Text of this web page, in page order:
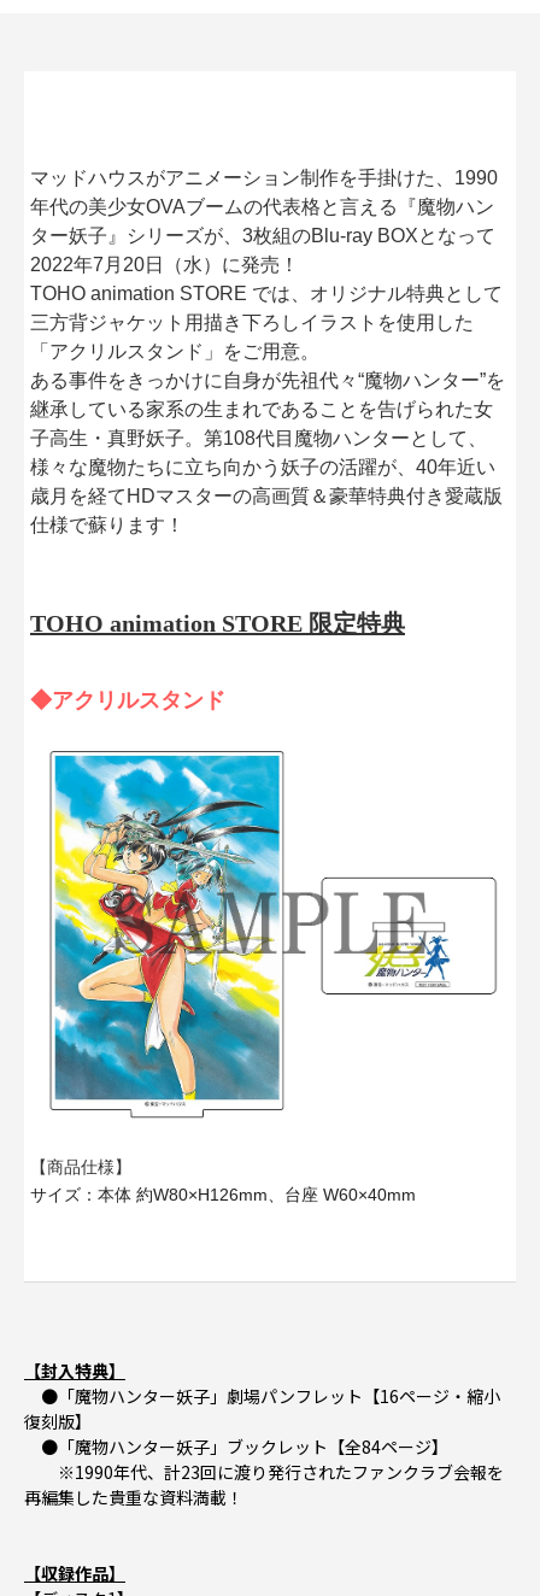
マッドハウスがアニメーション制作を手掛けた、1990
年代の美少女OVAブームの代表格と言える『魔物ハン
ター妖子』シリーズが、3枚組のBlu-ray BOXとなって
2022年7月20日（水）に発売！
TOHO animation STORE では、オリジナル特典として
三方背ジャケット用描き下ろしイラストを使用した
「アクリルスタンド」をご用意。
ある事件をきっかけに自身が先祖代々“魔物ハンター”を
継承している家系の生まれであることを告げられた女
子高生・真野妖子。第108代目魔物ハンターとして、
様々な魔物たちに立ち向かう妖子の活躍が、40年近い
歳月を経てHDマスターの高画質＆豪華特典付き愛蔵版
仕様で蘇ります！
TOHO animation STORE 限定特典
◆アクリルスタンド
【商品仕様】
サイズ：本体 約W80×H126mm、台座 W60×40mm
【封入特典】
●「魔物ハンター妖子」劇場パンフレット【16ページ・縮小
復刻版】
●「魔物ハンター妖子」ブックレット【全84ページ】
※1990年代、計23回に渡り発行されたファンクラブ会報を
再編集した貴重な資料満載！
【収録作品】